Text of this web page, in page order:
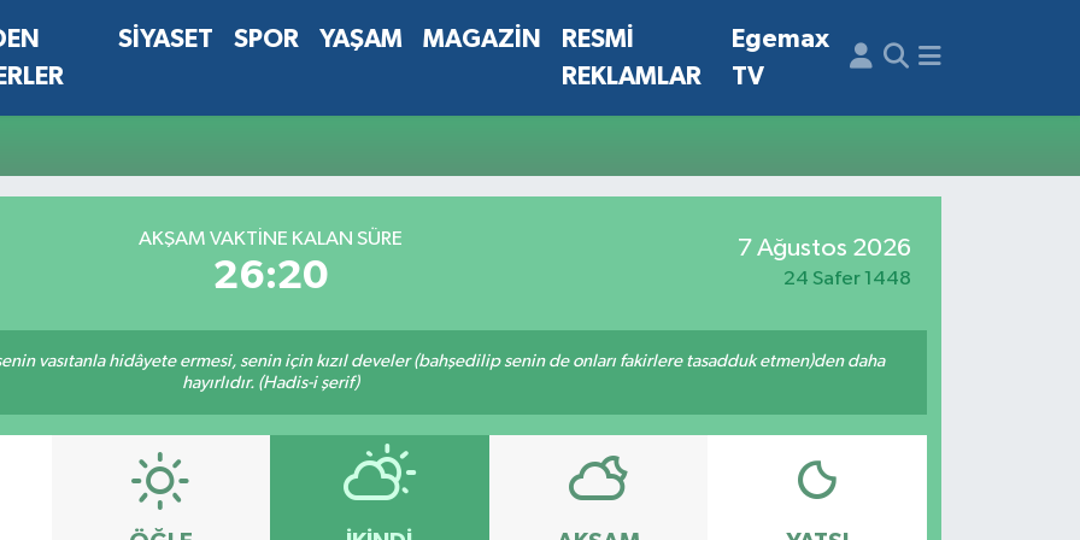
SİYASET SPOR YAŞAM MAGAZİN
RESMİ
REKLAMLAR
Egemax
TV
AKŞAM VAKTINE KALAN SÜRE
26:20
7 Ağustos 2026
24 Safer 1448
vasıtanla hidâyete ermesi, senin için kızıl develer (bahşedilip senin de onları fakirlere tasadduk etmen)den daha
hayırlıdır. (Hadis-i şerif)